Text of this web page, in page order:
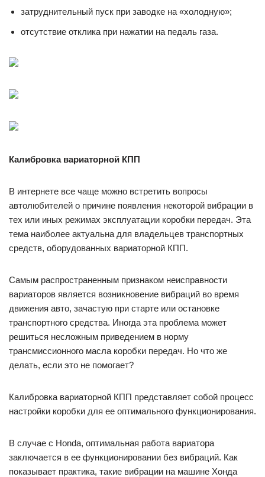
затруднительный пуск при заводке на «холодную»;
отсутствие отклика при нажатии на педаль газа.
Калибровка вариаторной КПП
В интернете все чаще можно встретить вопросы
автолюбителей о причине появления некоторой вибрации в
тех или иных режимах эксплуатации коробки передач. Эта
тема наиболее актуальна для владельцев транспортных
средств, оборудованных вариаторной КПП.
Самым распространенным признаком неисправности
вариаторов является возникновение вибраций во время
движения авто, зачастую при старте или остановке
транспортного средства. Иногда эта проблема может
решиться несложным приведением в норму
трансмиссионного масла коробки передач. Но что же
делать, если это не помогает?
Калибровка вариаторной КПП представляет собой процесс
настройки коробки для ее оптимального функционирования.
В случае с Honda, оптимальная работа вариатора
заключается в ее функционировании без вибраций. Как
показывает практика, такие вибрации на машине Хонда